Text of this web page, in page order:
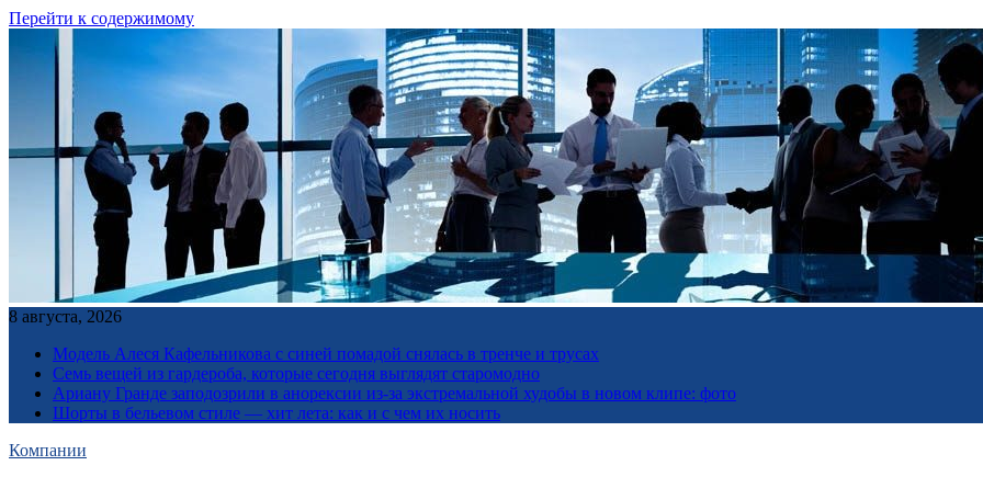
Перейти к содержимому
8 августа, 2026
Модель Алеся Кафельникова с синей помадой снялась в тренче и трусах
Семь вещей из гардероба, которые сегодня выглядят старомодно
Ариану Гранде заподозрили в анорексии из-за экстремальной худобы в новом клипе: фото
Шорты в бельевом стиле — хит лета: как и с чем их носить
Компании